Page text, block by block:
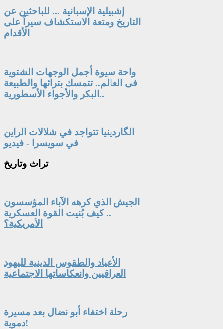
إشبيلية الإسبانية ... للباحثين عن
التاريخ ومتعة الاستكشاف سيراً على
الأقدام
واحة سيوة أجمل الوجهات الشتوية
فى العالم.. تتمسك بتراثها والطبيعة
البكر والأجواء الأسطورية..
الگاردينيا تتواجد في شلالات الراين
في سويسرا - فيديو
تراث وتاريخ
الجيش الذي كرهه الآباء المؤسسون
.. كيف بُنيت القوة العسكرية
الأمريكية؟
الأعياد والطقوس الدينية لليهود
العراقيين وانعكاساتها الاجتماعية
رحلة اختفاء أبو نضال بعد مسيرة
دموية!